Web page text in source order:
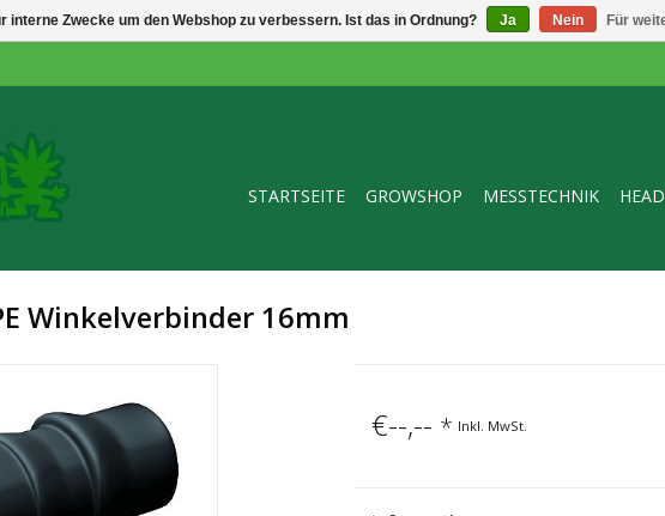
STARTSEITE GROWSHOP MESSTECHNIK
Winkelverbinder 16mm
€--,-- * Inkl. MwSt.
interne Zwecke um den Webshop zu verbessern. Ist das in Ordnung? Ja Nein Für